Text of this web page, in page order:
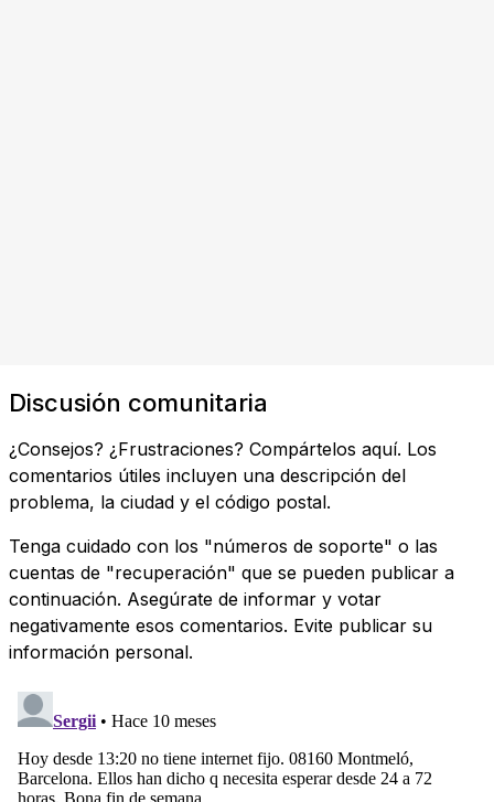
Discusión comunitaria
¿Consejos? ¿Frustraciones? Compártelos aquí. Los
comentarios útiles incluyen una descripción del
problema, la ciudad y el código postal.
Tenga cuidado con los "números de soporte" o las
cuentas de "recuperación" que se pueden publicar a
continuación. Asegúrate de informar y votar
negativamente esos comentarios. Evite publicar su
información personal.